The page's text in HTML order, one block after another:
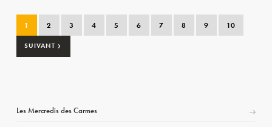
1 2 3 4 5 6 7 8 9 10
SUIVANT ›
Les Mercredis des Carmes